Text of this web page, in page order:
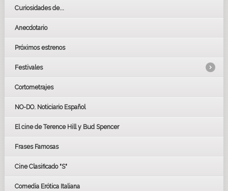
Curiosidades de...
Anecdotario
Próximos estrenos
Festivales
LOS OSCARS
GOYAS
BAFTA
Cortometrajes
NO-DO. Noticiario Español
El cine de Terence Hill y Bud Spencer
Frases Famosas
Cine Clasificado "S"
Comedia Erótica Italiana